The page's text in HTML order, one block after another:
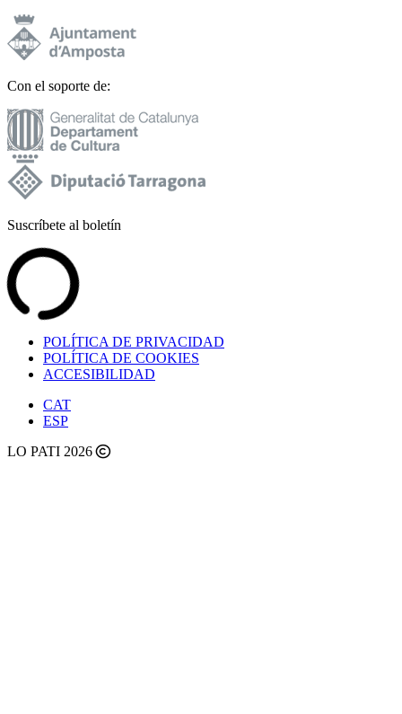
Con el soporte de:
Suscríbete al boletín
POLÍTICA DE PRIVACIDAD
POLÍTICA DE COOKIES
ACCESIBILIDAD
CAT
ESP
LO PATI 2026